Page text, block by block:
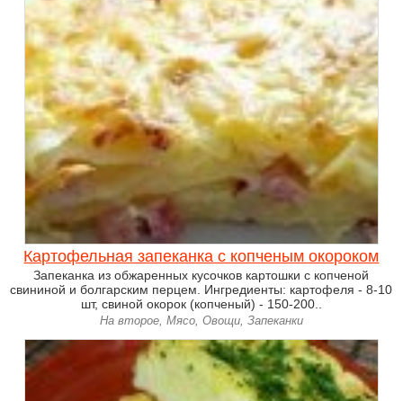
Картофельная запеканка с копченым окороком
Запеканка из обжаренных кусочков картошки с копченой
свининой и болгарским перцем. Ингредиенты: картофеля - 8-10
шт, свиной окорок (копченый) - 150-200..
На второе, Мясо, Овощи, Запеканки